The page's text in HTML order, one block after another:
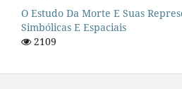
O Estudo Da Morte E Suas
Simbólicas E Espaciais
2109